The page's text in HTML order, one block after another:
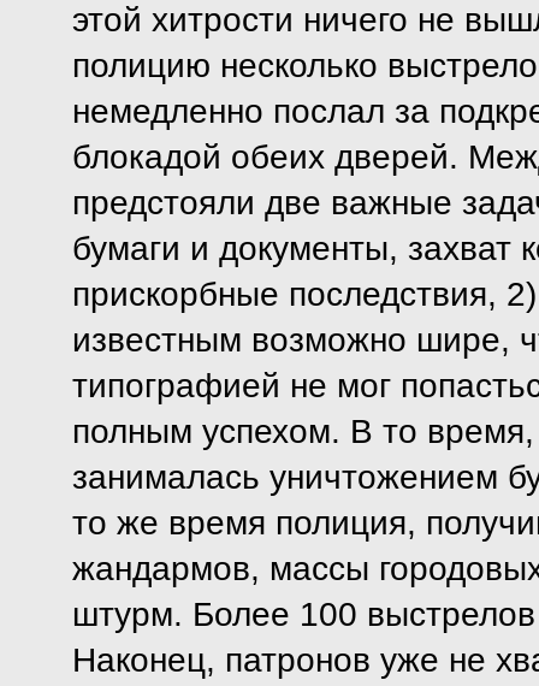
этой хитрости ничего не
полицию несколько
немедленно послал за
блокадой обеих дверей.
предстояли две важные
бумаги и документы,
прискорбные последствия,
известным возможно шире,
типографией не мог
полным успехом. В то
занималась уничтожением
то же время полиция,
жандармов, массы
штурм. Более 100
Наконец, патронов уже не